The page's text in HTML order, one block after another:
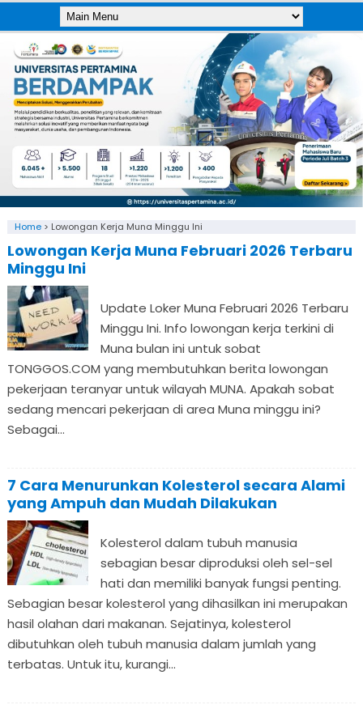
Home> Lowongan Kerja Muna Minggu Ini
Lowongan Kerja Muna Februari 2026 Terbaru
Minggu Ini
Update Loker Muna Februari 2026 Terbaru
Minggu Ini. Info lowongan kerja terkini di
Muna bulan ini untuk sobat
TONGGOS.COM yang membutuhkan berita lowongan
pekerjaan teranyar untuk wilayah MUNA. Apakah sobat
sedang mencari pekerjaan di area Muna minggu ini?
Sebagai...
7 Cara Menurunkan Kolesterol secara Alami
yang Ampuh dan Mudah Dilakukan
Kolesterol dalam tubuh manusia
sebagian besar diproduksi oleh sel-sel
hati dan memiliki banyak fungsi penting.
Sebagian besar kolesterol yang dihasilkan ini merupakan
hasil olahan dari makanan. Sejatinya, kolesterol
dibutuhkan oleh tubuh manusia dalam jumlah yang
terbatas. Untuk itu, kurangi...